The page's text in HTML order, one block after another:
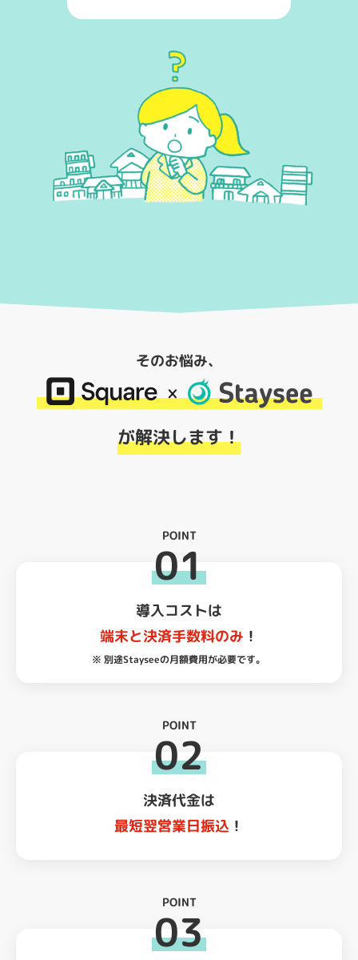
そのお悩み、
が解決します！
POINT
01
導入コストは
端末と決済手数料のみ ！
※ 別途Stayseeの月額費用が必要です。
POINT
02
決済代金は
最短翌営業日振込 ！
POINT
03